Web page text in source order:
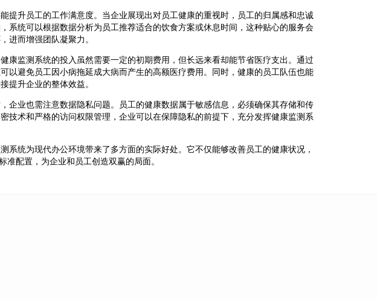
提升员工的工作满意度。当企业展现出对员工健康的重视时，员工的归属感和忠诚
系统可以根据数据分析为员工推荐适合的饮食方案或休息时间，这种贴心的服务会
进而增强团队凝聚力。
康监测系统的投入虽然需要一定的初期费用，但长远来看却能节省医疗支出。通过
以避免员工因小病拖延成大病而产生的高额医疗费用。同时，健康的员工队伍也能
提升企业的整体效益。
企业也需注意数据隐私问题。员工的健康数据属于敏感信息，必须确保其存储和传
技术和严格的访问权限管理，企业可以在保障隐私的前提下，充分发挥健康监测系
系统为现代办公环境带来了多方面的实际好处。它不仅能够改善员工的健康状况，
配置，为企业和员工创造双赢的局面。